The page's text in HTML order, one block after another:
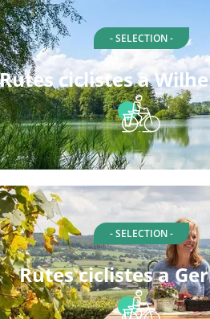
- SELECTION -
Rutes ciclistes a
- SELECTION -
Rutes ciclistes a